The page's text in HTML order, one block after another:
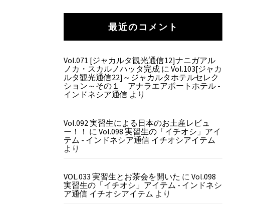
最近のコメント
Vol.071 [ジャカルタ観光通信12]ナニガアル
ノカ・スカルノハッタ完成 に Vol.103[ジャカ
ルタ観光通信22]～ジャカルタホテルセレク
ション～その１ アナラエアポートホテル -
インドネシア通信 より
Vol.092 実習生による日本のお土産レビュ
ー！！ に Vol.098 実習生の「イチオシ」アイ
テム - インドネシア通信 イチオシアイテム
より
VOL.033 実習生とお茶会を開いた に Vol.098
実習生の「イチオシ」アイテム - インドネシ
ア通信 イチオシアイテム より